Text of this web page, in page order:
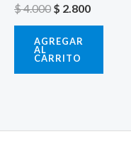
$4.000 $ 2.800
AGREGAR
AL
CARRITO